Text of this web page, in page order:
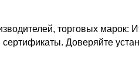
торговых
Доверяйте